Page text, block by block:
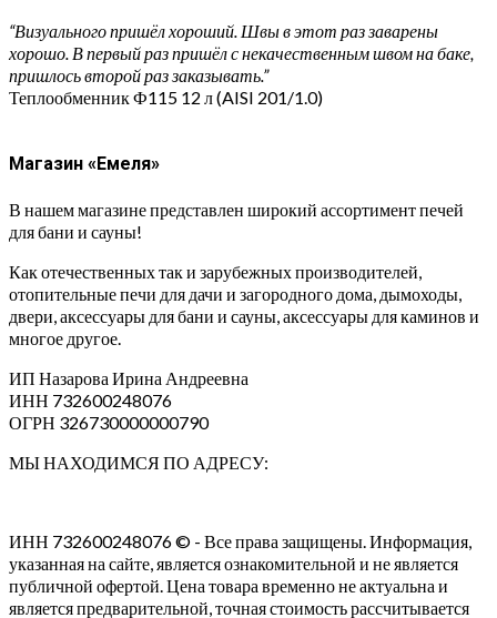
“Визуального пришёл хороший. Швы в этот раз заварены
хорошо. В первый раз пришёл с некачественным швом на баке,
пришлось второй раз заказывать.”
Теплообменник Ф115 12 л (AISI 201/1.0)
Магазин «Емеля»
В нашем магазине представлен широкий ассортимент печей
для бани и сауны!
Как отечественных так и зарубежных производителей,
отопительные печи для дачи и загородного дома, дымоходы,
двери, аксессуары для бани и сауны, аксессуары для каминов и
многое другое.
ИП Назарова Ирина Андреевна⁠
ИНН 732600248076
ОГРН 326730000000790
МЫ НАХОДИМСЯ ПО АДРЕСУ:
ИНН 732600248076 © - Все права защищены. Информация,
указанная на сайте, является ознакомительной и не является
публичной офертой. Цена товара временно не актуальна и
является предварительной, точная стоимость рассчитывается